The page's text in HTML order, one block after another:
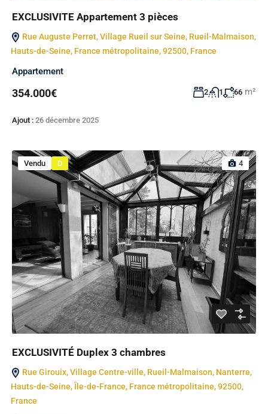
EXCLUSIVITE Appartement 3 pièces
Rue Auguste Perret, Village Rueil sur Seine, Rueil-Malmaison,
Hauts-de-Seine, France métropolitaine, 92500, France
Appartement
354.000€ 2 1 66 m²
Ajout : 26 décembre 2025
Vendu D 4
EXCLUSIVITÉ Duplex 3 chambres
Rue Girouix, Village Centre-ville, Rueil-Malmaison, Nanterre,
Hauts-de-Seine, Île-de-France, France métropolitaine, 92500,
France